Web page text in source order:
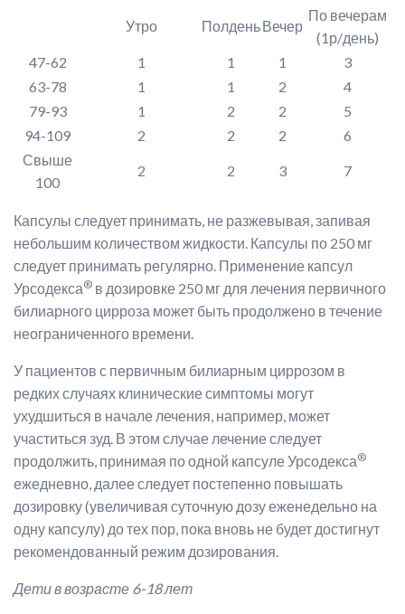
Утро ПолденьВечер
По вечерам
(1р/день)
47-62
1 1 1
3
63-78
1 1 2
4
79-93
1 2 2
5
94-109
2 2 2
6
Свыше
100
2 2 3 7
Капсулы следует принимать, не разжевывая, запивая
небольшим количеством жидкости. Капсулы по 250 мг
следует принимать регулярно. Применение капсул
Урсодекса® в дозировке 250 мг для лечения первичного
билиарного цирроза может быть продолжено в течение
неограниченного времени.
У пациентов с первичным билиарным циррозом в
редких случаях клинические симптомы могут
ухудшиться в начале лечения, например, может
участиться зуд. В этом случае лечение следует
продолжить, принимая по одной капсуле Урсодекса®
ежедневно, далее следует постепенно повышать
дозировку (увеличивая суточную дозу еженедельно на
одну капсулу) до тех пор, пока вновь не будет достигнут
рекомендованный режим дозирования.
Дети в возрасте 6-18 лет